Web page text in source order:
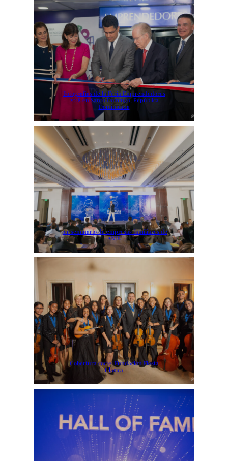
Fotografías de la Feria Emprendedores
2018 en Santo Domingo, República
Dominicana
3er seminario de empresas familiares de
ANJE
Cobertura coctel Fundación Fiesta
Clásica